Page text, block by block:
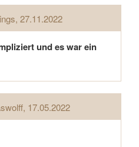
, 27.11.2022
und es war ein
, 17.05.2022